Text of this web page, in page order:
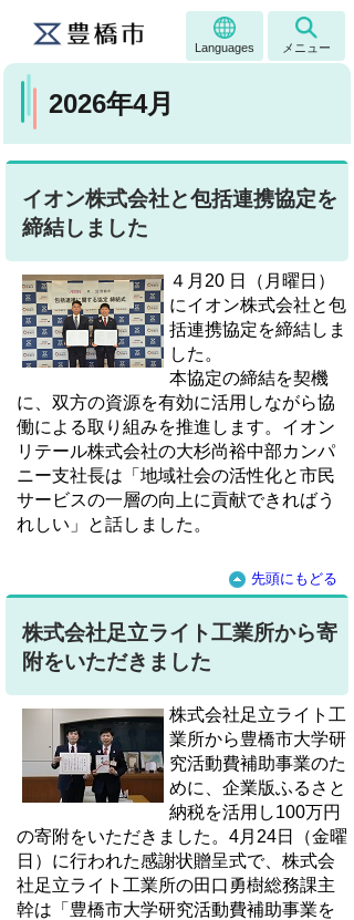
Languages メニュー
2026年4月
イオン株式会社と包括連携協定を
締結しました
４月20 日（月曜日）
にイオン株式会社と包
括連携協定を締結しま
した。
本協定の締結を契機
に、双方の資源を有効に活用しながら協
働による取り組みを推進します。 イオン
リテール株式会社の大杉尚裕中部カンパ
ニー支社長は「地域社会の活性化と市民
サービスの一層の向上に貢献できればう
れしい」と話しました。
先頭にもどる
株式会社足立ライト工業所から寄
附をいただきました
株式会社足立ライト工
業所から豊橋市大学研
究活動費補助事業のた
めに、企業版ふるさと
納税を活用し100万円
の寄附をいただきました。4月24日（金曜
日）に行われた感謝状贈呈式で、株式会
社足立ライト工業所の田口勇樹総務課主
幹は「豊橋市大学研究活動費補助事業を